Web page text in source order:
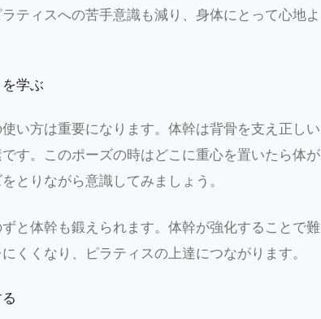
ティスへの苦手意識も減り、身体にとって心地よ
学ぶ
い方は重要になります。体幹は背骨を支え正しい
す。このポーズの時はどこに重心を置いたら体が
とりながら意識してみましょう。
と体幹も鍛えられます。体幹が強化することで難
くくなり、ピラティスの上達につながります。